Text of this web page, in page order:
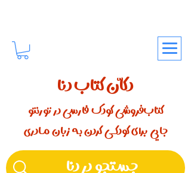
دکّان کتاب دنا
کتاب‌فروشی کودک فارسی در تورنتو
جایی برای کودکـــی کردن بـه زبان مـادری